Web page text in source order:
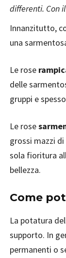
differenti. Con
Innanzitutto,
una
Le rose
delle
gruppi e
Le rose
grossi mazzi
sola fioritura
bellezza.
Come
La potatura
supporto. In
permanenti o